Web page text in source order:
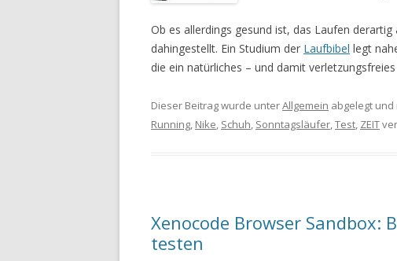
Ob es allerdings gesund ist, das Laufen
dahingestellt. Ein Studium der Laufbibel legt
die ein natürliches – und damit
Dieser Beitrag wurde unterAllgemein abgelegt und
Running, Nike, Schuh, Sonntagsläufer,Test, ZEIT
Xenocode Browser Sandbox:
testen